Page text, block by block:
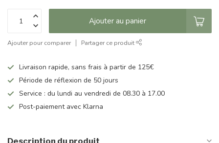
Ajouter au panier
Ajouter pour comparer Partager ce produit
Livraison rapide, sans frais à partir de 125€
Période de réflexion de 50 jours
Service : du lundi au vendredi de 08.30 à 17.00
Post-paiement avec Klarna
Description du produit